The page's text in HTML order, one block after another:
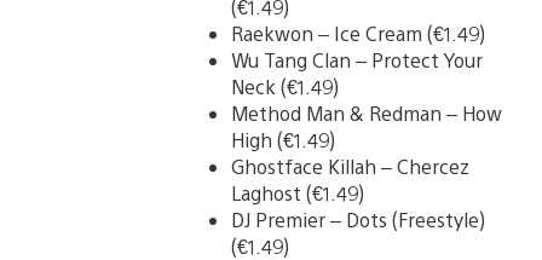
(€1.49)
Raekwon – Ice Cream (€1.49)
Wu Tang Clan – Protect Your
Neck (€1.49)
Method Man & Redman – How
High (€1.49)
Ghostface Killah – Chercez
Laghost (€1.49)
DJ Premier – Dots (Freestyle)
(€1.49)